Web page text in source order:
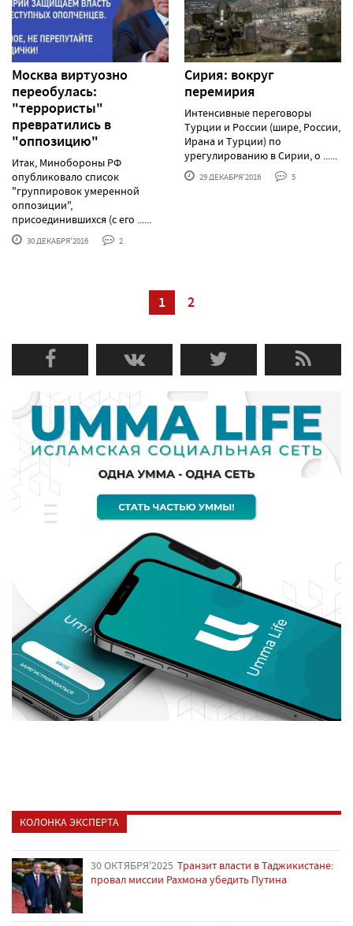
Москва виртуозно
переобулась:
"террористы"
превратились в
"оппозицию"
Итак, Минобороны РФ
опубликовало список
"группировок умеренной
оппозиции",
присоединившихся (с его ......
30 ДЕКАБРЯ'2016 2
Сирия: вокруг
перемирия
Интенсивные переговоры
Турции и России (шире, России,
Ирана и Турции) по
урегулированию в Сирии, о ......
29 ДЕКАБРЯ'2016 5
1 2
КОЛОНКА ЭКСПЕРТА
30 ОКТЯБРЯ'2025 Транзит власти в Таджикистане:
провал миссии Рахмона убедить Путина